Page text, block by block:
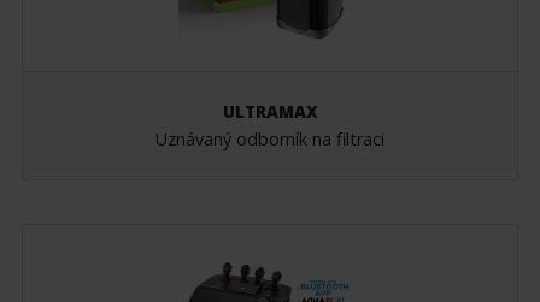
ULTRAMAX
Uznávaný odborník na filtraci